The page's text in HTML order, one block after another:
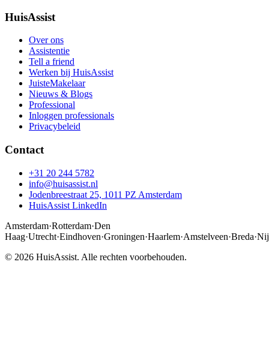
HuisAssist
Over ons
Assistentie
Tell a friend
Werken bij HuisAssist
JuisteMakelaar
Nieuws & Blogs
Professional
Inloggen professionals
Privacybeleid
Contact
+31 20 244 5782
info@huisassist.nl
Jodenbreestraat 25, 1011 PZ Amsterdam
HuisAssist LinkedIn
Amsterdam·Rotterdam·Den
Haag·Utrecht·Eindhoven·Groningen·Haarlem·Amstelveen·Breda·
© 2026 HuisAssist. Alle rechten voorbehouden.